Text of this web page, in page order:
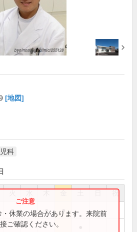
[地図]
科
祝
● ● ●
休業の場合があります。来院前
ご確認ください。